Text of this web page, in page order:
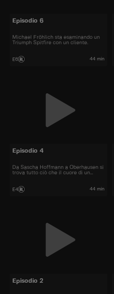
Episodio 6
Michael Fröhlich sta esaminando un
Triumph Spitfire con un cliente.
E6 44 min
Episodio 4
Da Sascha Hoffmann a Oberhausen si
trova tutto ciò che il cuore di un
E4 44 min
Episodio 2